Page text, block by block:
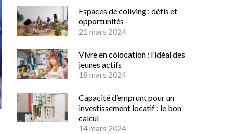
Espaces de coliving : défis et
opportunités
21 mars 2024
Vivre en colocation : l’idéal des
jeunes actifs
18 mars 2024
Capacité d’emprunt pour un
investissement locatif : le bon
calcul
14 mars 2024